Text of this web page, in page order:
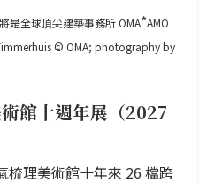
是全球頂尖建築事務所 OMA*AMO
© OMA; photography by
館十週年展（2027
梳理美術館十年來 26 檔跨